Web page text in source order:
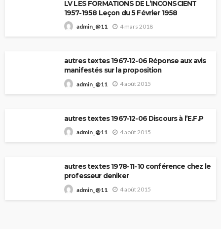
LV LES FORMATIONS DE L’INCONSCIENT
1957-1958 Leçon du 5 Février 1958
admin_@11 4 mars 2018
autres textes 1967-12-06 Réponse aux avis
manifestés sur la proposition
admin_@11 4 août 2015
autres textes 1967-12-06 Discours à l’E.F.P
admin_@11 4 août 2015
autres textes 1978-11-10 conférence chez le
professeur deniker
admin_@11 4 août 2015